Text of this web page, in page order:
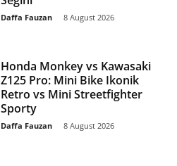
Daffa Fauzan 8 August 2026
Honda Monkey vs Kawasaki
Z125 Pro: Mini Bike Ikonik
Retro vs Mini Streetfighter
Sporty
Daffa Fauzan 8 August 2026